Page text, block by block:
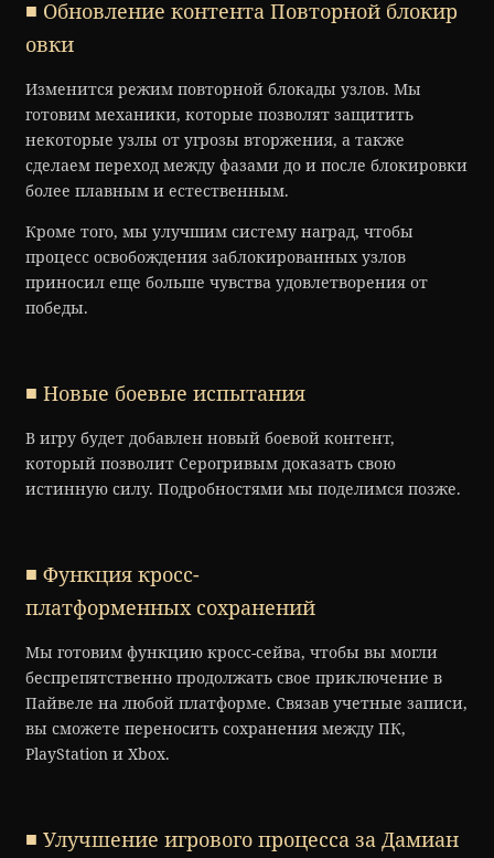
■ Обновление контента Повторной блокир
овки
Изменится режим повторной блокады узлов. Мы
готовим механики, которые позволят защитить
некоторые узлы от угрозы вторжения, а также
сделаем переход между фазами до и после блокировки
более плавным и естественным.
Кроме того, мы улучшим систему наград, чтобы
процесс освобождения заблокированных узлов
приносил еще больше чувства удовлетворения от
победы.
■ Новые боевые испытания
В игру будет добавлен новый боевой контент,
который позволит Серогривым доказать свою
истинную силу. Подробностями мы поделимся позже.
■ Функция кросс-
платформенных сохранений
Мы готовим функцию кросс-сейва, чтобы вы могли
беспрепятственно продолжать свое приключение в
Пайвеле на любой платформе. Связав учетные записи,
вы сможете переносить сохранения между ПК,
PlayStation и Xbox.
■ Улучшение игрового процесса за Дамиан